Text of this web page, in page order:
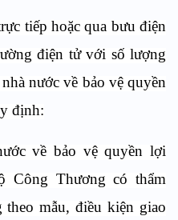
tiếp hoặc qua bưu điện
điện tử với số lượng
nước về bảo vệ quyền
định:
về bảo vệ quyền lợi
Công Thương có thẩm
mẫu, điều kiện giao